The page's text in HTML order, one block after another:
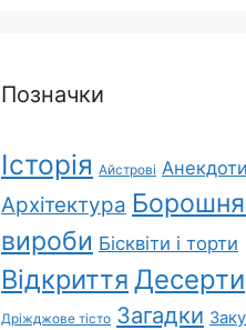
Позначки
Історія Айстрові Анекдоти
Архітектура
вироби Бісквіти і торти
Відкриття Десерти
Дріжджове тісто Загадки